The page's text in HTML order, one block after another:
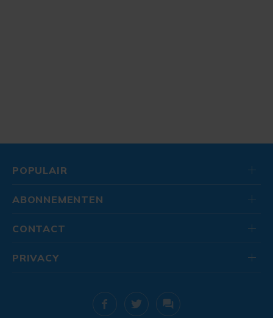
POPULAIR
ABONNEMENTEN
CONTACT
PRIVACY